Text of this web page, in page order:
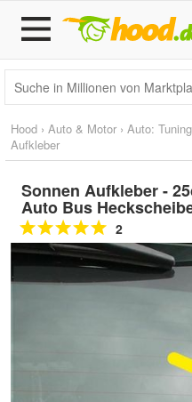
Hood › Auto & Motor › Auto:
Aufkleber
Sonnen Aufkleber -
Auto Bus
2